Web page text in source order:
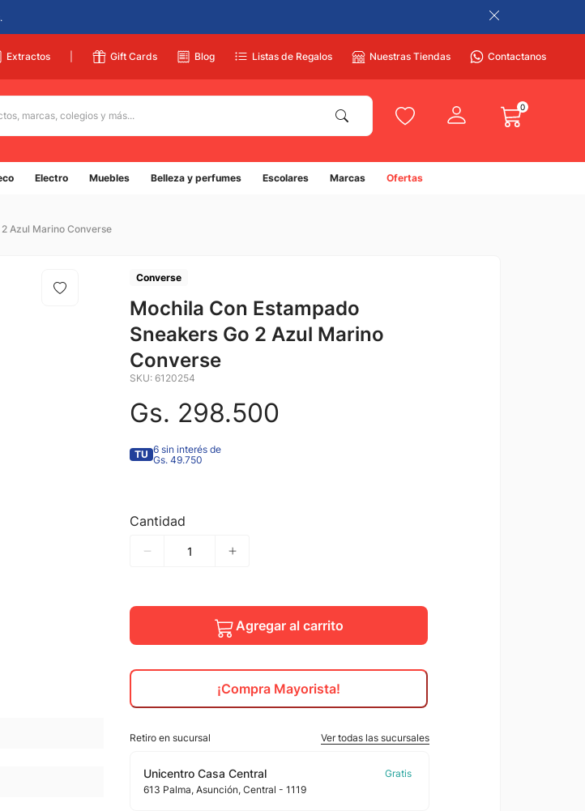
Extractos Gift Cards Blog Listas de Regalos Nuestras Tiendas Contactanos
marcas, colegios y más... 0
Electro Muebles Belleza y perfumes Escolares Marcas Ofertas
Azul Marino Converse
Converse
Mochila Con Estampado
Sneakers Go 2 Azul Marino
Converse
SKU:6120254
Gs. 298.500
TU 6 sin interés de
Gs. 49.750
Cantidad
Agregar al carrito
¡Compra Mayorista!
Retiro en sucursal Ver todas las sucursales
Unicentro Casa Central
613 Palma, Asunción, Central - 1119